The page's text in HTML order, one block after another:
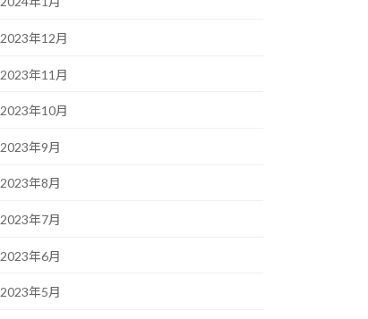
2023年12月
2023年11月
2023年10月
2023年9月
2023年8月
2023年7月
2023年6月
2023年5月